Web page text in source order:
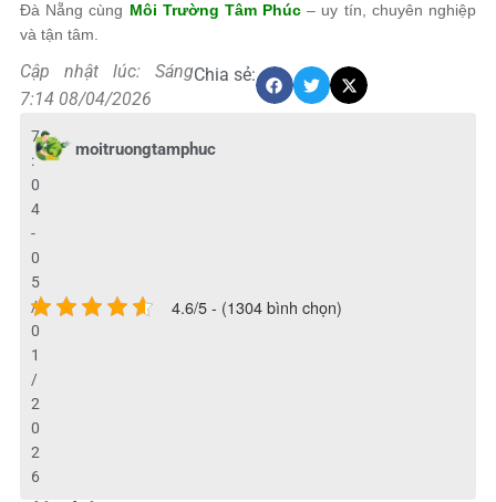
Đà Nẵng cùng Môi Trường Tâm Phúc – uy tín, chuyên nghiệp
và tận tâm.
Cập nhật lúc: Sáng
7:14 08/04/2026
Chia sẻ:
moitruongtamphuc
7
:
0
4
-
0
5
/
0
1
/
2
0
2
6
4.6/5 - (1304 bình chọn)